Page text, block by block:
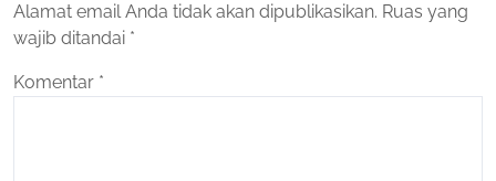
Alamat email Anda tidak akan dipublikasikan. Ruas yang
wajib ditandai *
Komentar *